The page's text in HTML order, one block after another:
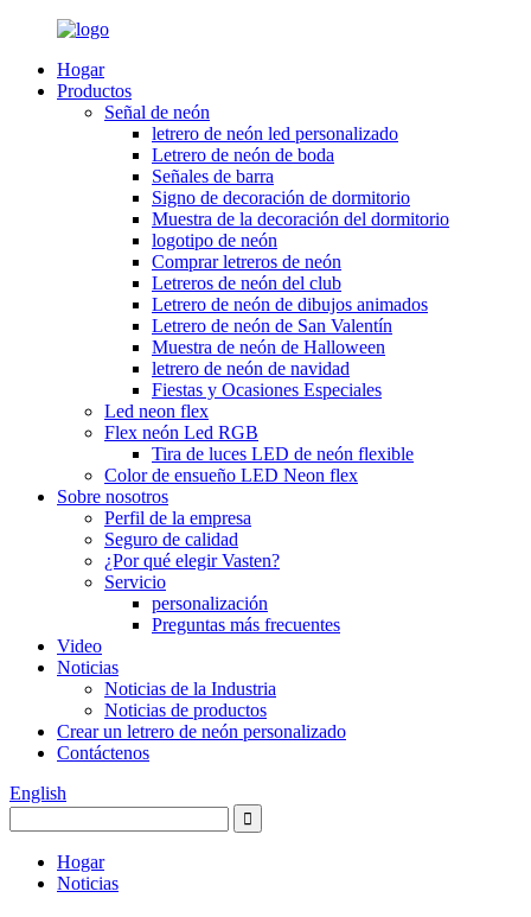
Hogar
Productos
Señal de neón
letrero de neón led personalizado
Letrero de neón de boda
Señales de barra
Signo de decoración de dormitorio
Muestra de la decoración del dormitorio
logotipo de neón
Comprar letreros de neón
Letreros de neón del club
Letrero de neón de dibujos animados
Letrero de neón de San Valentín
Muestra de neón de Halloween
letrero de neón de navidad
Fiestas y Ocasiones Especiales
Led neon flex
Flex neón Led RGB
Tira de luces LED de neón flexible
Color de ensueño LED Neon flex
Sobre nosotros
Perfil de la empresa
Seguro de calidad
¿Por qué elegir Vasten?
Servicio
personalización
Preguntas más frecuentes
Video
Noticias
Noticias de la Industria
Noticias de productos
Crear un letrero de neón personalizado
Contáctenos
English
Hogar
Noticias